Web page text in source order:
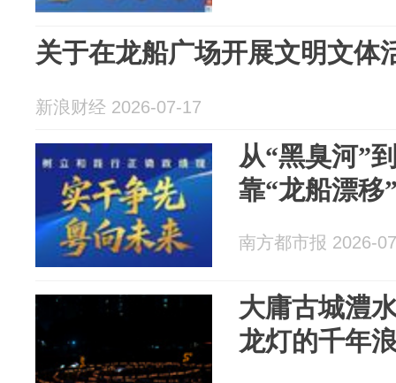
关于在龙船广场开展文明文体
新浪财经 2026-07-17
从“黑臭河”
靠“龙船漂移
南方都市报 2026-
大庸古城澧
龙灯的千年